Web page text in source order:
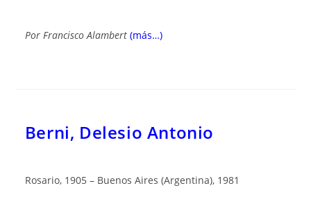
Por Francisco Alambert (más…)
Berni, Delesio Antonio
Rosario, 1905 – Buenos Aires (Argentina), 1981